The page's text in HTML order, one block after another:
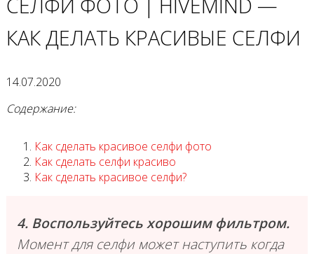
КАК ДЕЛАТЬ КРАСИВЫЕ СЕЛФИ
14.07.2020
Содержание:
Как сделать красивое селфи фото
Как сделать селфи красиво
Как сделать красивое селфи?
4. Воспользуйтесь хорошим фильтром.
Момент для селфи может наступить когда